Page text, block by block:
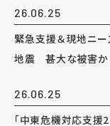
26.06.25
緊急支援＆現地ニー
地震 甚大な被害か
26.06.25
「中東危機対応支援